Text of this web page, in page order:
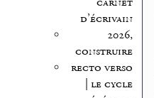
d’écrivain
2026,
construire
recto verso
| le cycle